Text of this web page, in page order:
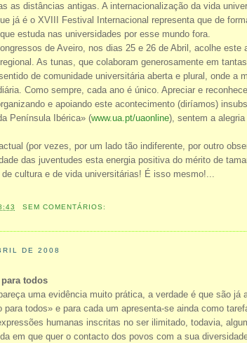
as distâncias antigas. A internacionalização da vida
já é o XVIII Festival Internacional representa que de
estuda nas universidades por esse mundo fora.
de Aveiro, nos dias 25 e 26 de Abril, acolhe
As tunas, que colaboram generosamente em
de comunidade universitária aberta e plural, onde a
Como sempre, cada ano é único. Apreciar e
e apoiando este acontecimento (diríamos)
Península Ibérica» (www.ua.pt/uaonline), sentem a
(por vezes, por um lado tão indiferente, por outro
das juventudes esta energia positiva do mérito de
cultura e de vida universitárias! É isso mesmo!...
SEM COMENTÁRIOS:
DE 2008
todos
uma evidência muito prática, a verdade é que são
para todos» e para cada um apresenta-se ainda como
humanas inscritas no ser ilimitado, todavia,
em que quer o contacto dos povos com a sua